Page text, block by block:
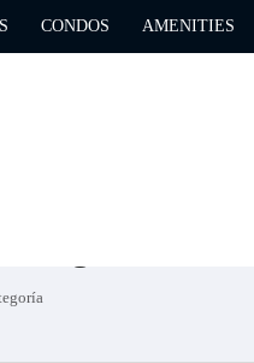
CONDOS AMENITIES